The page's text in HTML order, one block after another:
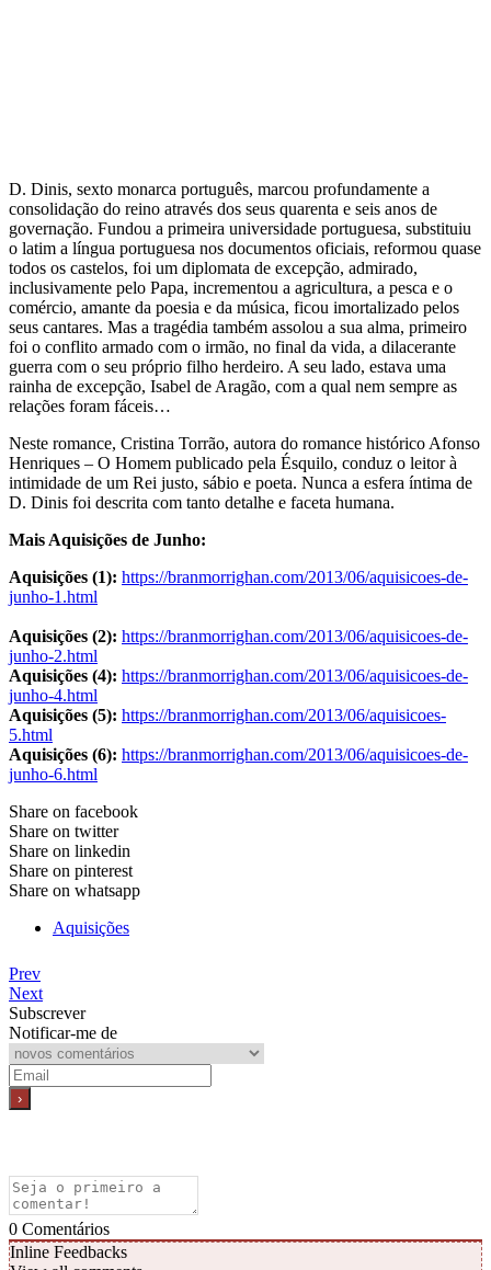
D. Dinis, sexto monarca português, marcou profundamente a
consolidação do reino através dos seus quarenta e seis anos de
governação. Fundou a primeira universidade portuguesa, substituiu
o latim a língua portuguesa nos documentos oficiais, reformou quase
todos os castelos, foi um diplomata de excepção, admirado,
inclusivamente pelo Papa, incrementou a agricultura, a pesca e o
comércio, amante da poesia e da música, ficou imortalizado pelos
seus cantares. Mas a tragédia também assolou a sua alma, primeiro
foi o conflito armado com o irmão, no final da vida, a dilacerante
guerra com o seu próprio filho herdeiro. A seu lado, estava uma
rainha de excepção, Isabel de Aragão, com a qual nem sempre as
relações foram fáceis…
Neste romance, Cristina Torrão, autora do romance histórico Afonso
Henriques – O Homem publicado pela Ésquilo, conduz o leitor à
intimidade de um Rei justo, sábio e poeta. Nunca a esfera íntima de
D. Dinis foi descrita com tanto detalhe e faceta humana.
Mais Aquisições de Junho:
Aquisições (1): https://branmorrighan.com/2013/06/aquisicoes-de-
junho-1.html
Aquisições (2): https://branmorrighan.com/2013/06/aquisicoes-de-
junho-2.html
Aquisições (4): https://branmorrighan.com/2013/06/aquisicoes-de-
junho-4.html
Aquisições (5): https://branmorrighan.com/2013/06/aquisicoes-
5.html
Aquisições (6): https://branmorrighan.com/2013/06/aquisicoes-de-
junho-6.html
Share on facebook
Share on twitter
Share on linkedin
Share on pinterest
Share on whatsapp
Aquisições
Prev
Next
Subscrever
Notificar-me de
0 Comentários
Inline Feedbacks